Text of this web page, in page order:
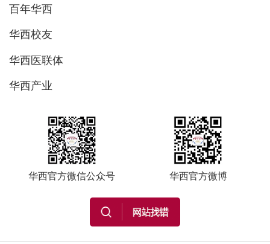
百年华西
华西校友
华西医联体
华西产业
华西官方微信公众号 华西官方微博